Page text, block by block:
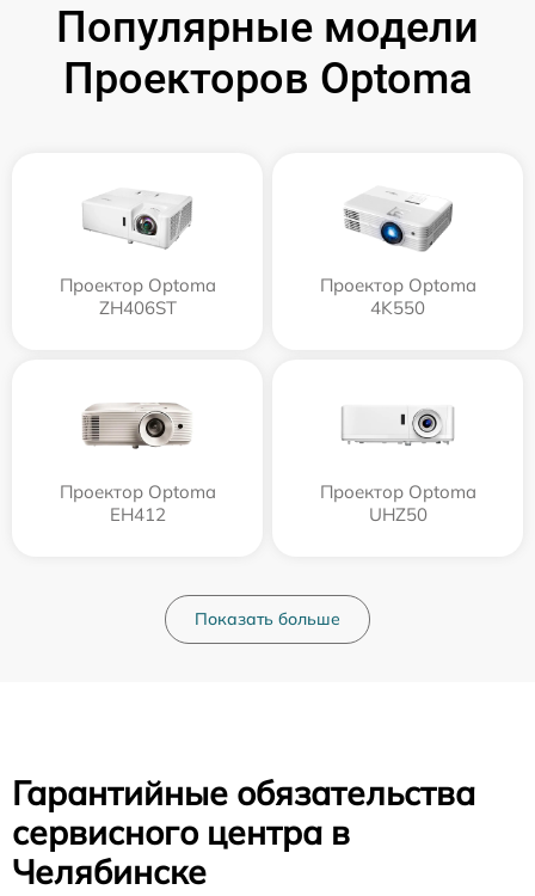
Популярные модели
Проекторов Optoma
Проектор Optoma
ZH406ST
Проектор Optoma
4K550
Проектор Optoma
EH412
Проектор Optoma
UHZ50
Показать больше
Гарантийные обязательства
сервисного центра в
Челябинске